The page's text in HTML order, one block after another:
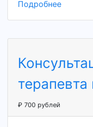
Подробнее
₽ 700 рублей